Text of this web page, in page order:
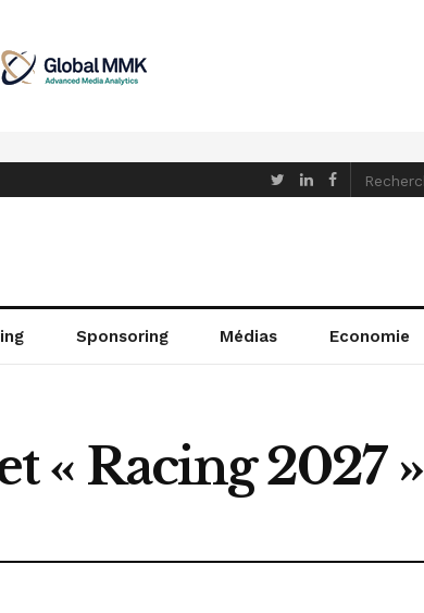
Sponsoring Médias Economie
« Racing 2027 »